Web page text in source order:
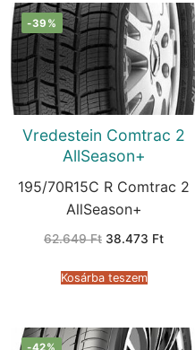
-39%
Vredestein Comtrac 2
AllSeason+
195/70R15C R Comtrac 2
AllSeason+
62.649Ft Original
62.649 Ft.
38.473 Ft
Kosárba teszem